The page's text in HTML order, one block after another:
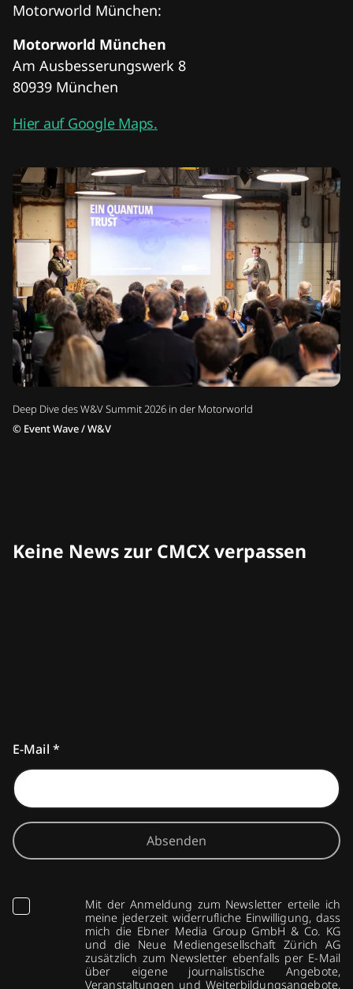
Deep Dive des W&V Summit 2026 in der Motorworld
© Event Wave / W&V
Motorworld München:
Motorworld München
Am Ausbesserungswerk 8
80939 München
Hier auf Google Maps.
Keine News zur CMCX verpassen
E-Mail *
Absenden
Mit der Anmeldung zum Newsletter erteile ich
meine jederzeit widerrufliche Einwilligung, dass
mich die Ebner Media Group GmbH & Co. KG
und die Neue Mediengesellschaft Zürich AG
zusätzlich zum Newsletter ebenfalls per E-Mail
über eigene journalistische Angebote,
Veranstaltungen und Weiterbildungsangebote,